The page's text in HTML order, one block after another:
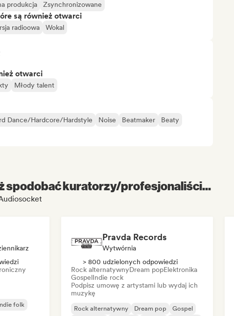
produkcja Zsynchronizowane
są również otwarci
radioowa Wokal
otwarci
Młody talent
Dance/Hardcore/Hardstyle Noise Beatmaker
Beaty
spodobać kuratorzy/profesjonaliści...
folk
Pravda Records
Wytwórnia
> 800 udzielonych odpowiedzi
Rock alternatywnyDream popElektronika
GospelIndie rock
Podpisz umowę z artystami lub wydaj ich
muzykę
Rock alternatywny Dream pop
Gospel